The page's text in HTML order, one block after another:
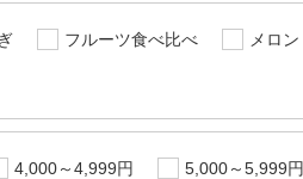
フルーツ食べ比べ メロン
4,000～4,999円 5,000～5,999円